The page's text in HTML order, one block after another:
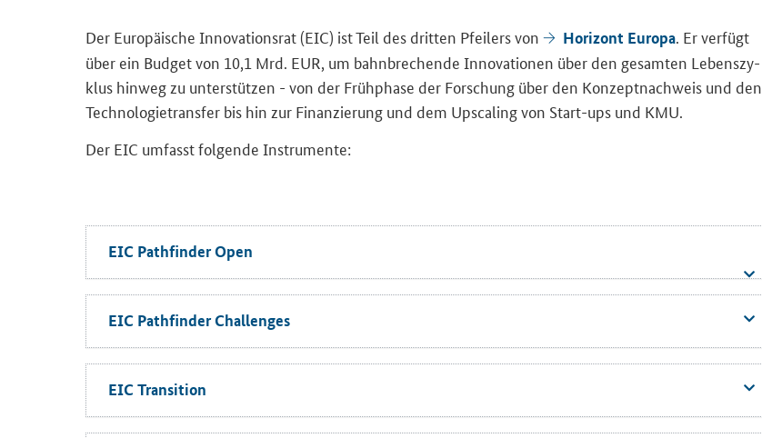
Der Eu­ro­päi­sche In­no­va­ti­ons­rat (EIC) ist Teil des drit­ten Pfei­lers von Ho­ri­zont Eu­ro­pa . Er ver­fügt
über ein Bud­get von 10,1 Mrd. EUR, um bahn­bre­chen­de In­no­va­tio­nen über den ge­sam­ten Le­bens­zy­
klus hin­weg zu un­ter­stüt­zen - von der Früh­pha­se der For­schung über den Kon­zept­nach­weis und den
Tech­no­lo­gie­trans­fer bis hin zur Fi­nan­zie­rung und dem Upscalingvon Start-ups und KMU.
Der EIC um­fasst fol­gen­de In­stru­men­te:
EIC Pathfinder Open
EIC Pathfinder Challenges
EIC Transition